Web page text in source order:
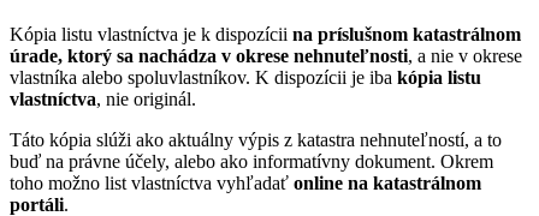
Kópia listu vlastníctva je k dispozícii na príslušnom katastrálnom
úrade, ktorý sa nachádza v okrese nehnuteľnosti, a nie v okrese
vlastníka alebo spoluvlastníkov. K dispozícii je iba kópia listu
vlastníctva, nie originál.
Táto kópia slúži ako aktuálny výpis z katastra nehnuteľností, a to
buď na právne účely, alebo ako informatívny dokument. Okrem
toho možno list vlastníctva vyhľadať online na katastrálnom
portáli.